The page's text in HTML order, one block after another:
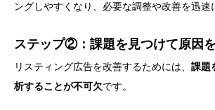
ングしやすくなり、必要な調整や改善を迅速
ステップ②：課題を見つけて原因
リスティング広告を改善するためには、 課題
析することが不可欠です。